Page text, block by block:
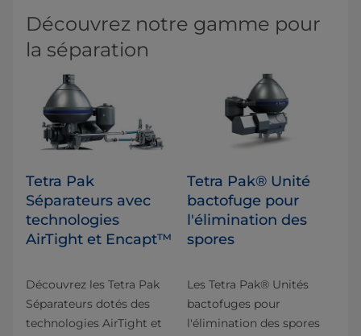
Découvrez notre gamme pour
la séparation
Tetra Pak
Séparateurs avec
technologies
AirTight et Encapt™
Découvrez les Tetra Pak
Séparateurs dotés des
technologies AirTight et
Tetra Pak® Unité
bactofuge pour
l'élimination des
spores
Les Tetra Pak® Unités
bactofuges pour
l'élimination des spores